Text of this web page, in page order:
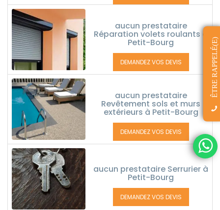
aucun prestataire
Réparation volets roulants à
Petit-Bourg
DEMANDEZ VOS DEVIS
aucun prestataire
Revêtement sols et murs
extérieurs à Petit-Bourg
DEMANDEZ VOS DEVIS
aucun prestataire Serrurier à
Petit-Bourg
DEMANDEZ VOS DEVIS
ÊTRE RAPPELÉ(E)